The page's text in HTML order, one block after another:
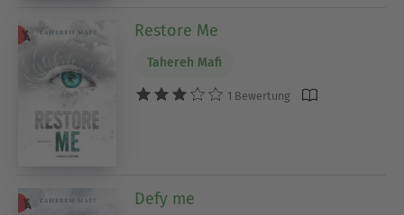
Restore Me
Tahereh Mafi
1 Bewertung
Defy me